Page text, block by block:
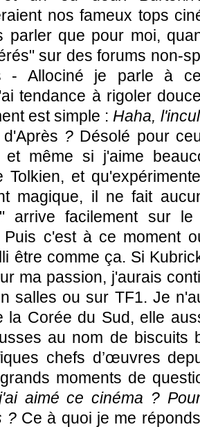
nos fameux tops
parler que pour moi,
sur des forums non-
- Allociné je parle à
tendance à rigoler
est simple : Haha,
? Désolé pour
et même si j'aime
Tolkien, et
magique, il ne fait
arrive facilement sur
Puis c'est à ce moment
être comme ça. Si
ma passion, j'aurais
salles ou sur TF1. Je
la Corée du Sud, elle
au nom de biscuits
chefs d’œuvres
moments de
aimé ce cinéma ?
?Ce à quoi je me